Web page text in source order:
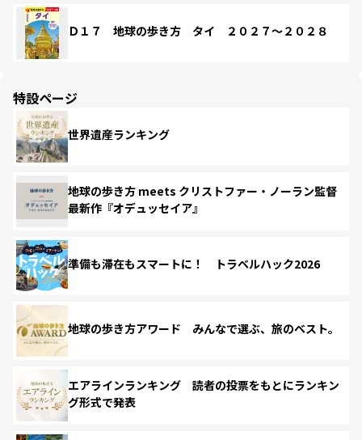
Ｄ１７ 地球の歩き方 タイ ２０２７～２０２８
特設ページ
世界遺産ランキング
地球の歩き方 meets クリストファー・ノーラン監督
最新作『オデュッセイア』
準備も滞在もスマートに！ トラベルハック2026
地球の歩き方アワード みんなで選ぶ、旅のベスト。
エアラインランキング 読者の投票をもとにランキン
グ形式で発表